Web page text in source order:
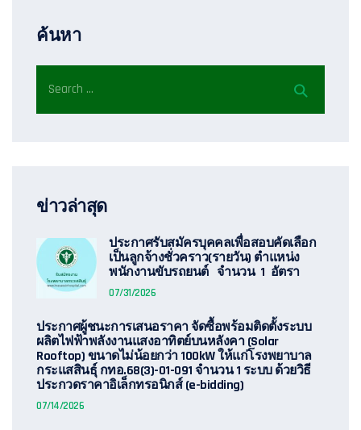
ค้นหา
ข่าวล่าสุด
ประกาศรับสมัครบุคคลเพื่อสอบคัดเลือก
เป็นลูกจ้างชั่วคราว(รายวัน) ตำแหน่ง
พนักงานขับรถยนต์ จำนวน 1 อัตรา
07/31/2026
ประกาศผู้ชนะการเสนอราคา จัดซื้อพร้อมติดตั้งระบบ
ผลิตไฟฟ้าพลังงานแสงอาทิตย์บนหลังคา (Solar
Rooftop) ขนาดไม่น้อยกว่า 100kW ให้แก่โรงพยาบาล
กระแสสินธุ์ กทอ.68(3)-01-091 จำนวน 1 ระบบ ด้วยวิธี
ประกวดราคาอิเล็กทรอนิกส์ (e-bidding)
07/14/2026